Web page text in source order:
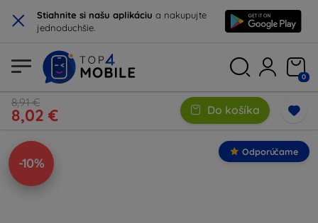
× Stiahnite si našu aplikáciu a nakupujte
jednoduchšie.
0
8,91 €
8,02 € Do košíka
-10%
Odporúčame